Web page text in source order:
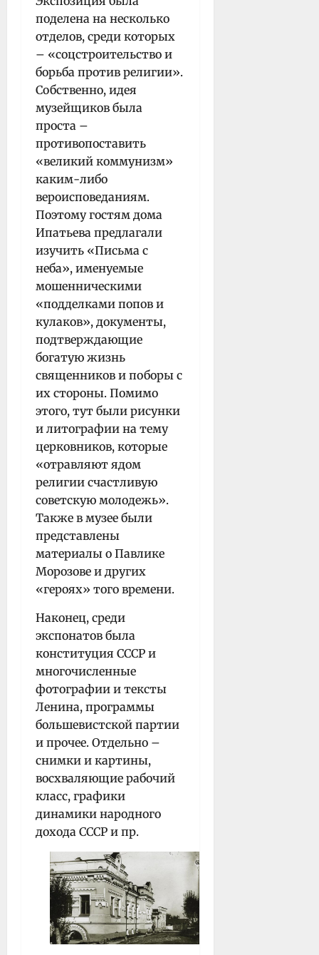
поделена на несколько
отделов, среди которых
– «соцстроительство и
борьба против религии».
Собственно, идея
музейщиков была
проста –
противопоставить
«великий коммунизм»
каким-либо
вероисповеданиям.
Поэтому гостям дома
Ипатьева предлагали
изучить «Письма с
неба», именуемые
мошенническими
«подделками попов и
кулаков», документы,
подтверждающие
богатую жизнь
священников и поборы с
их стороны. Помимо
этого, тут были рисунки
и литографии на тему
церковников, которые
«отравляют ядом
религии счастливую
советскую молодежь».
Также в музее были
представлены
материалы о Павлике
Морозове и других
«героях» того времени.
Наконец, среди
экспонатов была
конституция СССР и
многочисленные
фотографии и тексты
Ленина, программы
большевистской партии
и прочее. Отдельно –
снимки и картины,
восхваляющие рабочий
класс, графики
динамики народного
дохода СССР и пр.